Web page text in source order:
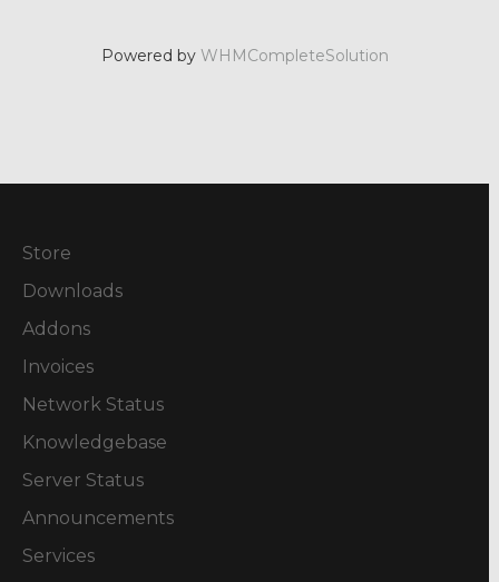
Powered by WHMCompleteSolution
Store
Downloads
Addons
Invoices
Network Status
Knowledgebase
Server Status
Announcements
Services